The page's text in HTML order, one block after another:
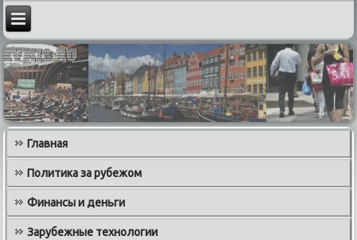
Главная
Политика за рубежом
Финансы и деньги
Зарубежные технологии